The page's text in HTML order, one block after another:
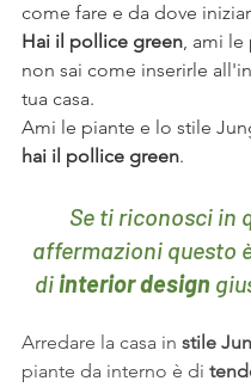
come fare e da dove
Hai il pollice green, ami le
non sai come inserirle
tua casa.
Ami le piante e lo stile
hai il pollice green.
Se ti riconosci in
affermazioni questo
di interior design
Arredare la casa in stile
piante da interno è di